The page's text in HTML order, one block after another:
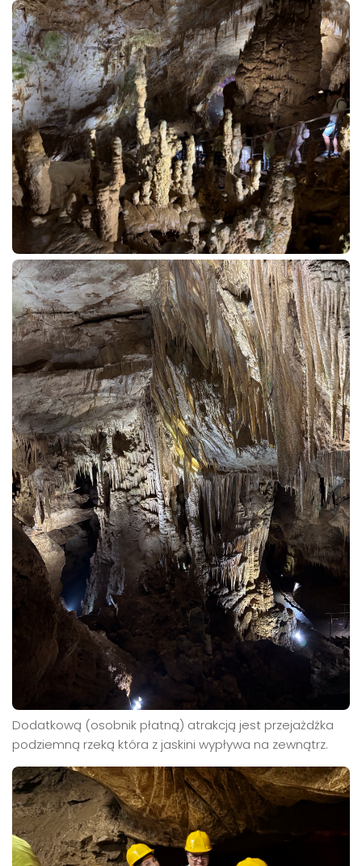
Dodatkową (osobnik płatną) atrakcją jest przejażdżka
podziemną rzeką która z jaskini wypływa na zewnątrz.